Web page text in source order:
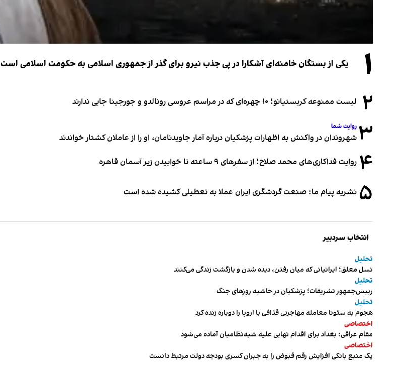
۱ یکی از بستگان خامنه‌ای آشکارا در پی جذب نیرو برای گذر از جمهوری اسلامی به حکومت اسلامی است
۲ لیست ممنوعه کریستیانو؛ ۱۰ چهره‌ای که در مراسم عروسی رونالدو و جورجینا جایی ندارند
۳ روایت شما
شهروندان در واکنش به اظهارات پزشکیان درباره آمار جاویدنامان، او را از عاملان کشتار خواندند
۴ روایت فداکاری‌های محمد صلاح؛ از سفرهای ۹ ساعته تا خوابیدن زیر آسمان قاهره
۵ نشریه پیام ما: صنعت گردشگری ایران عملا به تعطیلی کشیده شده است
انتخاب سردبیر
تحلیل
نسل معلق؛ ایرانیانی که میان رفتن، دیده شدن و بازگشت زندگی می‌کنند
تحلیل
رییس‌جمهور تشریفات؛ پزشکیان در حاشیه روزهای جنگ
تحلیل
هجوم به سئوتا معامله مهاجرتی قذافی با اروپا را دوباره زنده کرد
اختصاصی
مقام عراقی: بغداد برای اقدام نهایی علیه شبه‌نظامیان آماده می‌شود
اختصاصی
یک منبع بانکی افزایش رقم قبوض را به جبران کسری بودجه دولت مرتبط دانست